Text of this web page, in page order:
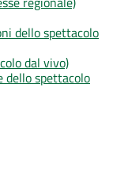
dello spettacolo
dal vivo)
dello spettacolo